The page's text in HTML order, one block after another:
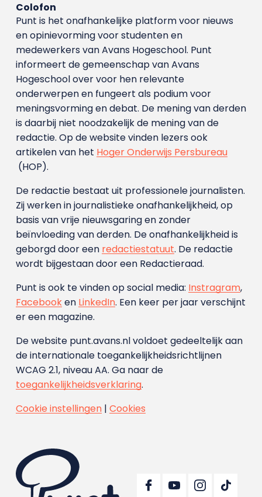
Colofon
Punt is het onafhankelijke platform voor nieuws
en opinievorming voor studenten en
medewerkers van Avans Hoge­school. Punt
informeert de gemeenschap van Avans
Hogeschool over voor hen relevante
onderwerpen en fungeert als podium voor
meningsvorming en debat. De mening van derden
is daarbij niet noodzakelijk de mening van de
redactie. Op de website vinden lezers ook
artikelen van het Hoger Onderwijs Persbureau
(HOP).
De redactie bestaat uit professionele journalisten.
Zij werken in journalistieke onafhankelijkheid, op
basis van vrije nieuwsgaring en zonder
beïnvloeding van derden. De onafhankelijkheid is
geborgd door een redactiestatuut. De redactie
wordt bijgestaan door een Redactieraad.
Punt is ook te vinden op social media: Instragram,
Facebooken LinkedIn. Een keer per jaar verschijnt
er een magazine.
De website punt.avans.nl voldoet gedeeltelijk aan
de internationale toegankelijkheidsrichtlijnen
WCAG 2.1, niveau AA. Ga naar de
toegankelijkheidsverklaring.
Cookie instellingen| Cookies